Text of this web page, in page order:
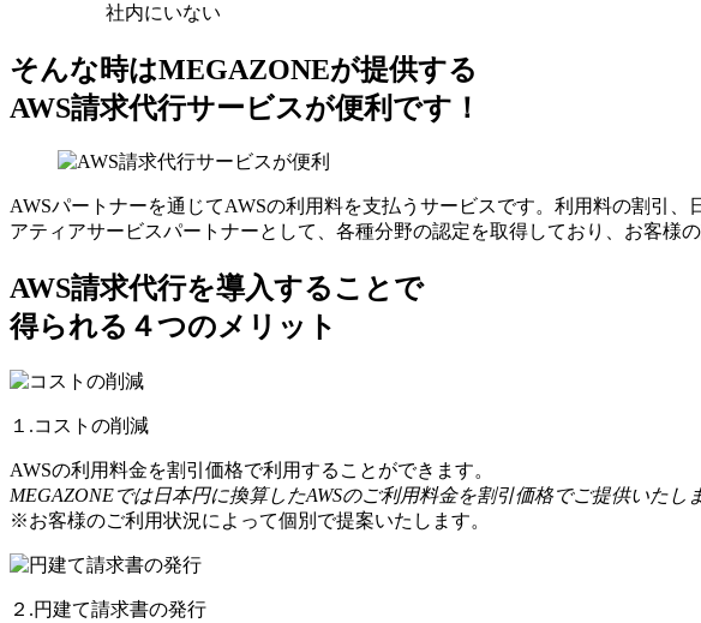
社内にいない
そんな時はMEGAZONEが提供する
AWS請求代行サービスが便利です！
AWSパートナーを通じてAWSの利用料を支払うサービスです。利用料の割引
アティアサービスパートナーとして、各種分野の認定を取得しており、お客様
AWS請求代行を導入することで
得られる４つのメリット
１.コストの削減
AWSの利用料金を割引価格で利用することができます。
MEGAZONEでは日本円に換算したAWSのご利用料金を割引価格でご提供いたし
※お客様のご利用状況によって個別で提案いたします。
２.円建て請求書の発行